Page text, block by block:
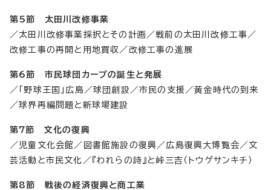
第5節 太田川改修事業
／太田川改修事業採択とその計画／戦前の太田川改修工事／
改修工事の再開と用地買収／改修工事の進展
第6節 市民球団カープの誕生と発展
／「野球王国」広島／球団創設／市民の支援／黄金時代の到来
／球界再編問題と新球場建設
第7節 文化の復興
／児童文化会館／図書館施設の復興／広島復興大博覧会／文
芸活動と市民文化／『われらの詩』と峠三吉（トウゲサンキチ）
第8節 戦後の経済復興と商工業